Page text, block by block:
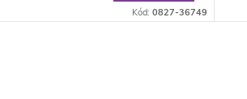
Kód: 0827-36749